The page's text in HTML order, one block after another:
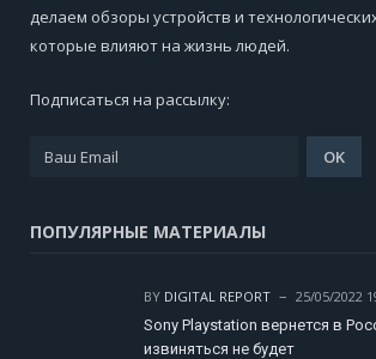
делаем обзоры устройств и
которые влияют на жизнь людей.
Подписаться на рассылку:
ПОПУЛЯРНЫЕ МАТЕРИАЛЫ
BY DIGITAL REPORT
25/05/2022
Sony Playstation вернется в
извиняться не будет